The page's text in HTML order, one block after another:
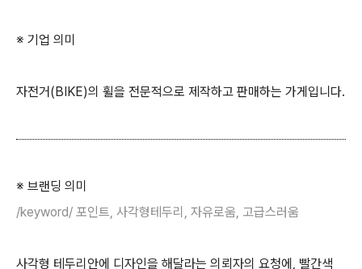
※ 기업 의미
자전거(BIKE)의 휠을 전문적으로 제작하고 판매하는 가게입니다.
※ 브랜딩 의미
/keyword/ 포인트, 사각형테두리, 자유로움, 고급스러움
사각형 테두리안에 디자인을 해달라는 의뢰자의 요청에, 빨간색